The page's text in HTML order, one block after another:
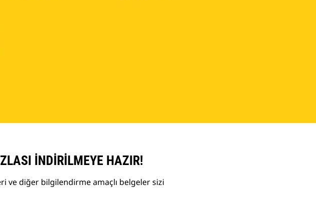
İNDIRILMEYE HAZIR!
ve diğer bilgilendirme amaçlı belgeler sizi